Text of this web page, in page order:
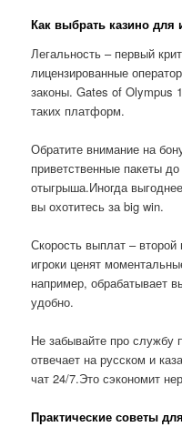
Как выбрать казино для
Легальность – первый
лицензированные
законы. Gates of Olympus
таких платформ.
Обратите внимание на
приветственные пакеты
отыгрыша.Иногда
вы охотитесь за big win.
Скорость выплат –
игроки ценят
например, обрабатывает
удобно.
Не забывайте про службу
отвечает на русском и
чат 24/7.Это сэкономит
Практические советы